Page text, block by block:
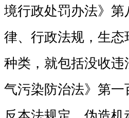
境行政处罚办法》第
律、行政法规，生态
种类，就包括没收违
气污染防治法》第一